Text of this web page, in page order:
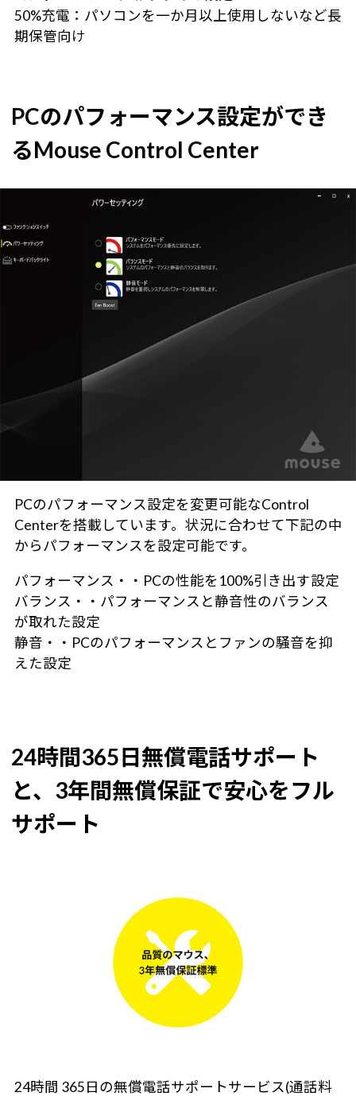
50%充電：パソコンを一か月以上使用しないなど長
期保管向け
PCのパフォーマンス設定ができ
るMouse Control Center
PCのパフォーマンス設定を変更可能なControl
Centerを搭載しています。状況に合わせて下記の中
からパフォーマンスを設定可能です。
パフォーマンス・・PCの性能を100%引き出す設定
バランス・・パフォーマンスと静音性のバランス
が取れた設定
静音・・PCのパフォーマンスとファンの騒音を抑
えた設定
24時間365日無償電話サポート
と、3年間無償保証で安心をフル
サポート
24時間 365日の無償電話サポートサービス(通話料